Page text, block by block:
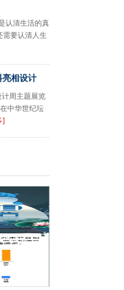
认清生活的真
需要认清人生
亮相设计
计周主题展览
中华世纪坛
]